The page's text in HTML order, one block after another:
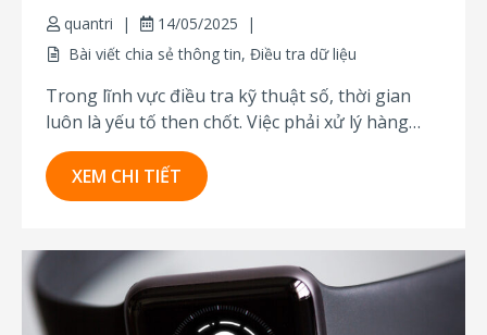
quantri
14/05/2025
Bài viết chia sẻ thông tin, Điều tra dữ liệu
Trong lĩnh vực điều tra kỹ thuật số, thời gian
luôn là yếu tố then chốt. Việc phải xử lý hàng
chục, thậm chí hàng trăm ổ cứng cùng lúc không
còn là điều hiếm gặp, đặc biệt trong các chiến
dịch kiểm tra nội bộ quy mô lớn...
XEM CHI TIẾT